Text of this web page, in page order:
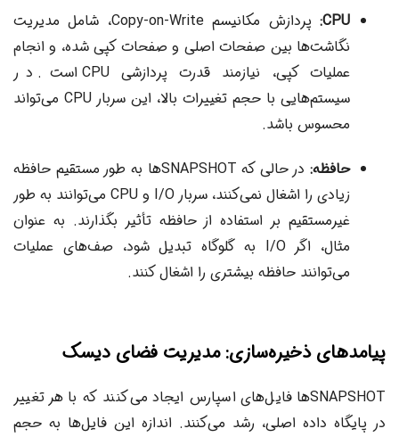
CPU:
پردازش مکانیسم Copy-on-Write، شامل مدیریت
نگاشت‌ها بین صفحات اصلی و صفحات کپی شده، و انجام
عملیات کپی، نیازمند قدرت پردازشی CPU است. در
سیستم‌هایی با حجم تغییرات بالا، این سربار CPU می‌تواند
محسوس باشد.
حافظه:
در حالی که SNAPSHOTها به طور مستقیم حافظه
زیادی را اشغال نمی‌کنند، سربار I/O و CPU می‌توانند به طور
غیرمستقیم بر استفاده از حافظه تأثیر بگذارند. به عنوان
مثال، اگر I/O به گلوگاه تبدیل شود، صف‌های عملیات
می‌توانند حافظه بیشتری را اشغال کنند.
پیامدهای ذخیره‌سازی: مدیریت فضای دیسک
SNAPSHOTها فایل‌های اسپارس ایجاد می‌کنند که با هر تغییر
در پایگاه داده اصلی، رشد می‌کنند. اندازه این فایل‌ها به حجم